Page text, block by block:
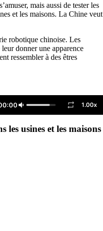
mais aussi de tester les
et les maisons. La Chine veut
robotique chinoise. Les
donner une apparence
ressembler à des êtres
1.00x
les usines et les maisons